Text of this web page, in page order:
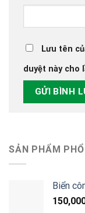
Lưu tên
duyệt này cho
SẢN PHẨM PHỔ
Biển